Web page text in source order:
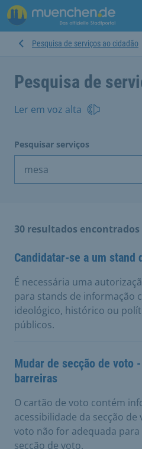
Pesquisa de serviços ao cidadão
Pesquisa de
Ler em voz alta
Pesquisar serviços
30 resultados
Candidatar-se a um stand
É necessária uma
para stands de informação
ideológico, histórico ou
públicos.
Mudar de secção de voto
barreiras
O cartão de voto contém
acessibilidade da secção de
voto não for adequada
secção de voto.